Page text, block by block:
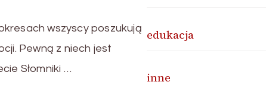
wszyscy poszukują
Pewną z niech jest
Słomniki …
edukacja
inne